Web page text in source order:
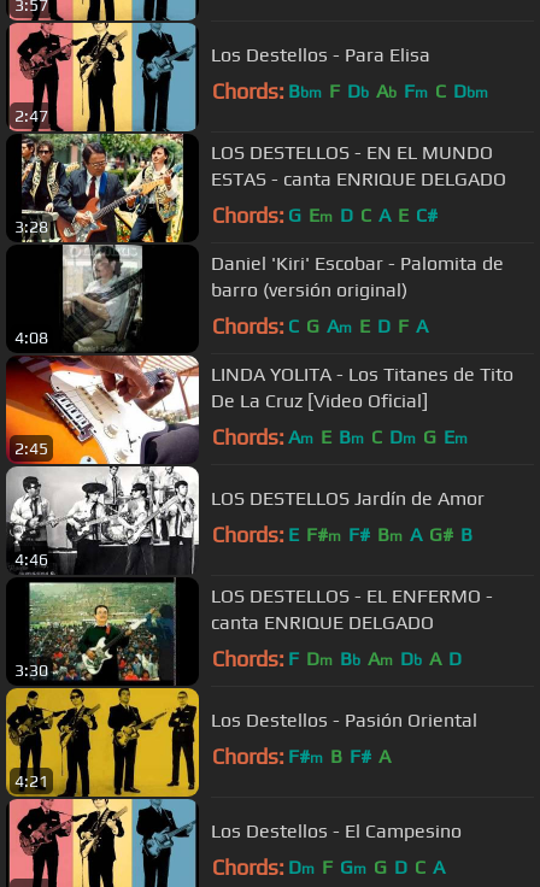
3:57
2:47
Los Destellos - Para Elisa
Chords: Bbm F Db Ab Fm C Dbm
3:28
LOS DESTELLOS - EN EL MUNDO
ESTAS - canta ENRIQUE DELGADO
Chords: G Em D C A E C#
4:08
Daniel 'Kiri' Escobar - Palomita de
barro (versión original)
Chords: C G Am E D F A
2:45
LINDA YOLITA - Los Titanes de Tito
De La Cruz [Video Oficial]
Chords: Am E Bm C Dm G Em
4:46
LOS DESTELLOS Jardín de Amor
Chords: E F#m F# Bm A G# B
3:30
LOS DESTELLOS - EL ENFERMO -
canta ENRIQUE DELGADO
Chords: F Dm Bb Am Db A D
4:21
Los Destellos - Pasión Oriental
Chords: F#m B F# A
Los Destellos - El Campesino
Chords: Dm F Gm G D C A